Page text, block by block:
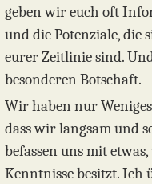
geben wir euch oft
und die Potenziale,
eurer Zeitlinie sind.
besonderen Botschaft.
Wir haben nur
dass wir langsam und
befassen uns mit
Kenntnisse besitzt.